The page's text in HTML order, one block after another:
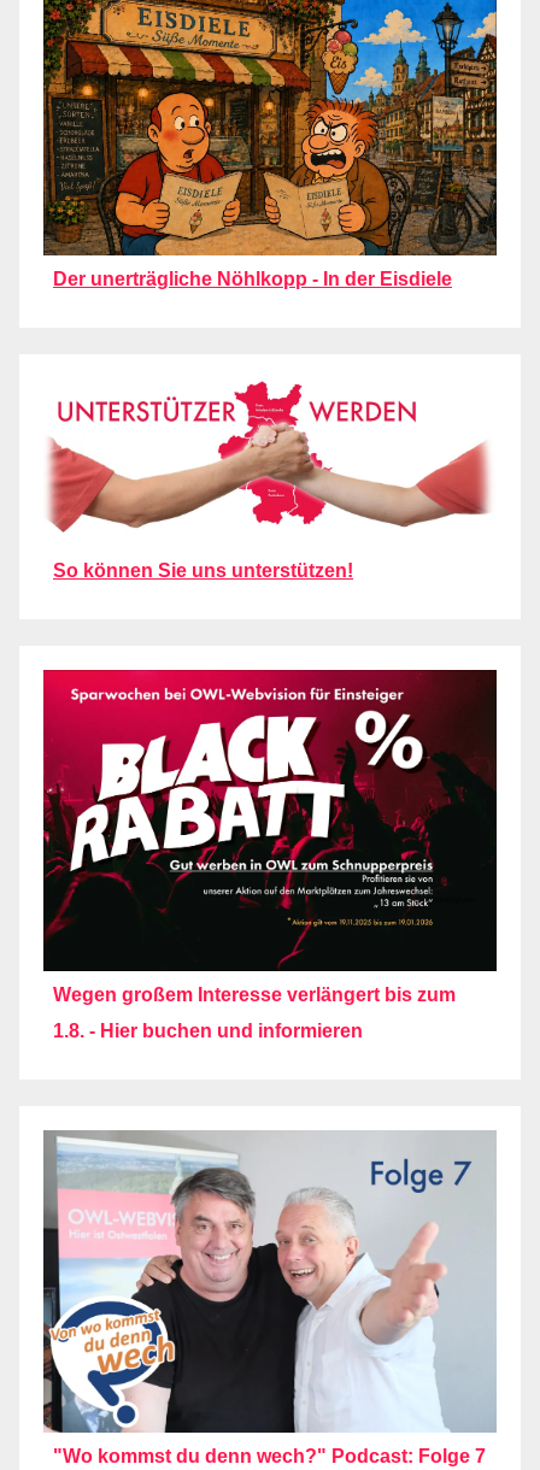
Der unerträgliche Nöhlkopp - In der Eisdiele
So können Sie uns unterstützen!
Wegen großem Interesse verlängert bis zum
1.8. - Hier buchen und informieren
"Wo kommst du denn wech?" Podcast: Folge 7